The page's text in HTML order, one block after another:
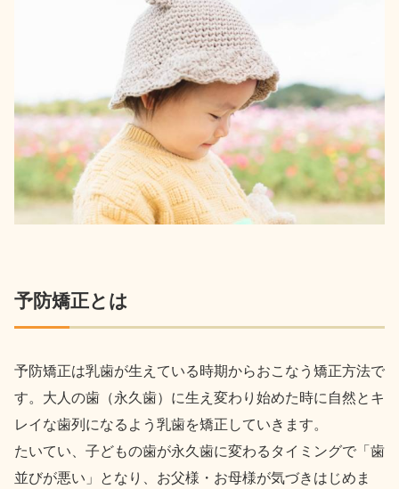
予防矯正とは
予防矯正は乳歯が生えている時期からおこなう矯正方法で
す。大人の歯（永久歯）に生え変わり始めた時に自然とキ
レイな歯列になるよう乳歯を矯正していきます。
たいてい、子どもの歯が永久歯に変わるタイミングで「歯
並びが悪い」となり、お父様・お母様が気づきはじめま